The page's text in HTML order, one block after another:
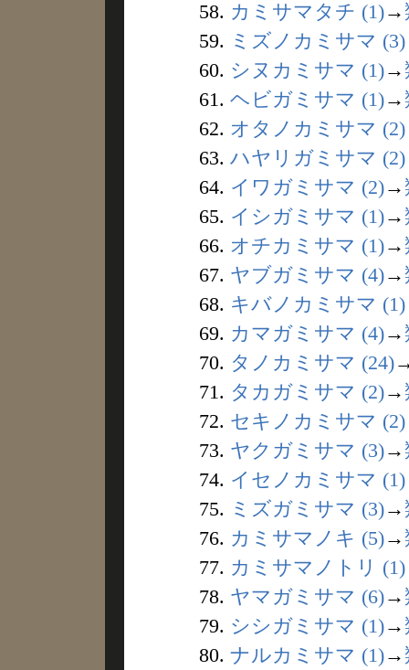
58. カミサマタチ (1)→
59. ミズノカミサマ (3)
60. シヌカミサマ (1)→
61. ヘビガミサマ (1)→
62. オタノカミサマ (2)
63. ハヤリガミサマ (2)
64. イワガミサマ (2)→
65. イシガミサマ (1)→
66. オチカミサマ (1)→
67. ヤブガミサマ (4)→
68. キバノカミサマ (1)
69. カマガミサマ (4)→
70. タノカミサマ (24)
71. タカガミサマ (2)→
72. セキノカミサマ (2)
73. ヤクガミサマ (3)→
74. イセノカミサマ (1)
75. ミズガミサマ (3)→
76. カミサマノキ (5)→
77. カミサマノトリ (1)
78. ヤマガミサマ (6)→
79. シシガミサマ (1)→
80. ナルカミサマ (1)→